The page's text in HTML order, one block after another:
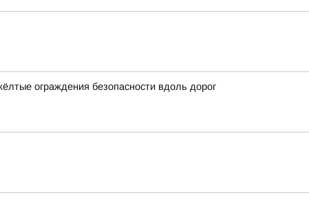
ограждения безопасности вдоль дорог